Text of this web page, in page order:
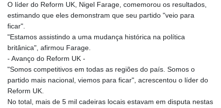
O líder do Reform UK, Nigel Farage, comemorou os resultados,
estimando que eles demonstram que seu partido "veio para
ficar".
"Estamos assistindo a uma mudança histórica na política
britânica", afirmou Farage.
- Avanço do Reform UK -
"Somos competitivos em todas as regiões do país. Somos o
partido mais nacional, viemos para ficar", acrescentou o líder do
Reform UK.
No total, mais de 5 mil cadeiras locais estavam em disputa nestas